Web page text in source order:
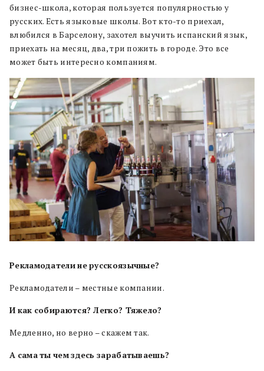
бизнес-школа, которая пользуется популярностью у
русских. Есть языковые школы. Вот кто-то приехал,
влюбился в Барселону, захотел выучить испанский язык,
приехать на месяц, два, три пожить в городе. Это все
может быть интересно компаниям.
Рекламодателинерусскоязычные?
Рекламодатели – местные компании.
И как собираются? Легко? Тяжело?
Медленно, но верно – скажем так.
А саматы чемздесь зарабатываешь?